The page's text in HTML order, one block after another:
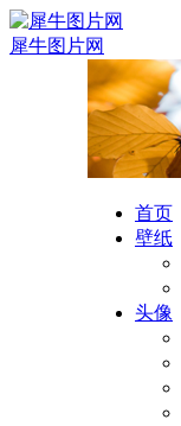
犀牛图片网
首页
壁纸
头像